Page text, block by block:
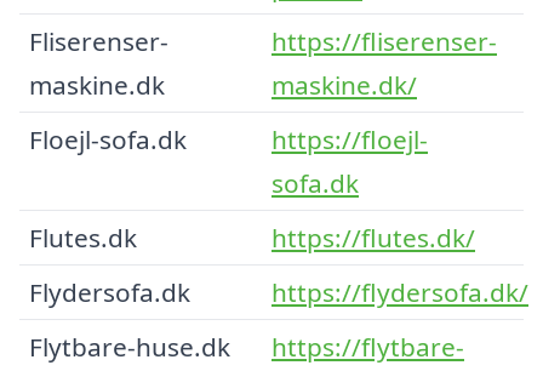
Fliserenser-
maskine.dk
https://fliserenser-
maskine.dk/
Floejl-sofa.dk
https://floejl-
sofa.dk
Flutes.dk
https://flutes.dk/
Flydersofa.dk
https://flydersofa.dk/
Flytbare-huse.dk
https://flytbare-